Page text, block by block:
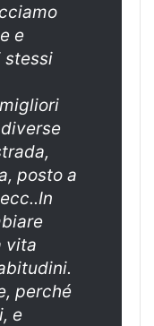
e
stessi
posto a
vita
perché
e